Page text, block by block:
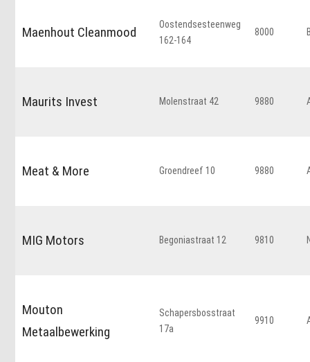
Maenhout Cleanmood
Oostendsesteenweg
162-164
8000
Maurits Invest Molenstraat 42 9880
Meat & More Groendreef 10 9880
MIG Motors Begoniastraat 12 9810
Mouton
Metaalbewerking
Schapersbosstraat
17a
9910